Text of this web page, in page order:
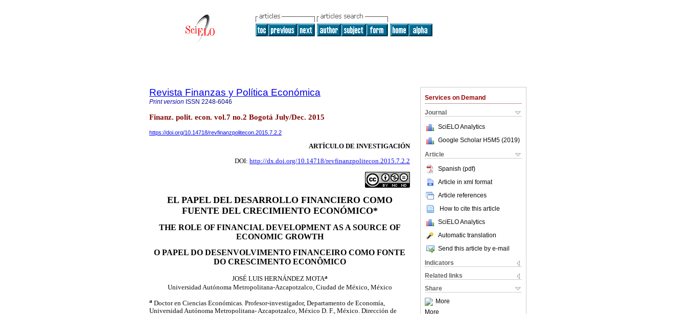
Services on Demand
Journal
SciELO Analytics
Google Scholar H5M5 (2019)
Article
Spanish (pdf)
Article in xml format
Article references
How to cite this article
SciELO Analytics
Automatic translation
Send this article by e-mail
Indicators
Related links
Share
More
More
Revista Finanzas y Política Económica
Print version ISSN 2248-6046
Finanz. polit. econ. vol.7 no.2 Bogotá July/Dec. 2015
https://doi.org/10.14718/revfinanzpolitecon.2015.7.2.2
ARTÍCULO DE INVESTIGACIÓN
DOI: http://dx.doi.org/10.14718/revfinanzpolitecon.2015.7.2.2
EL PAPEL DEL DESARROLLO FINANCIERO COMO
FUENTE DEL CRECIMIENTO ECONÓMICO*
THE ROLE OF FINANCIAL DEVELOPMENT AS A SOURCE OF
ECONOMIC GROWTH
O PAPEL DO DESENVOLVIMENTO FINANCEIRO COMO FONTE
DO CRESCIMENTO ECONÔMICO
JOSÉ LUIS HERNÁNDEZ MOTAa
Universidad Autónoma Metropolitana-Azcapotzalco, Ciudad de México, México
a Doctor en Ciencias Económicas. Profesor-investigador, Departamento de Economía,
Universidad Autónoma Metropolitana- Azcapotzalco, México D. F., México. Dirección de